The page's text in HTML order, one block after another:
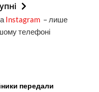
Instagram– лише
телефоні
передали